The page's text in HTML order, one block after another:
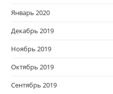
Январь 2020
Декабрь 2019
Ноябрь 2019
Октябрь 2019
Сентябрь 2019